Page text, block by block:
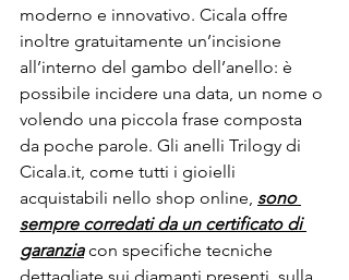
moderno e innovativo. Cicala offre
inoltre gratuitamente un’incisione
all’interno del gambo dell’anello: è
possibile incidere una data, un nome o
volendo una piccola frase composta
da poche parole. Gli anelli Trilogy di
Cicala.it, come tutti i gioielli
acquistabili nello shop online, sono
sempre corredati da un certificato di
garanzia con specifiche tecniche